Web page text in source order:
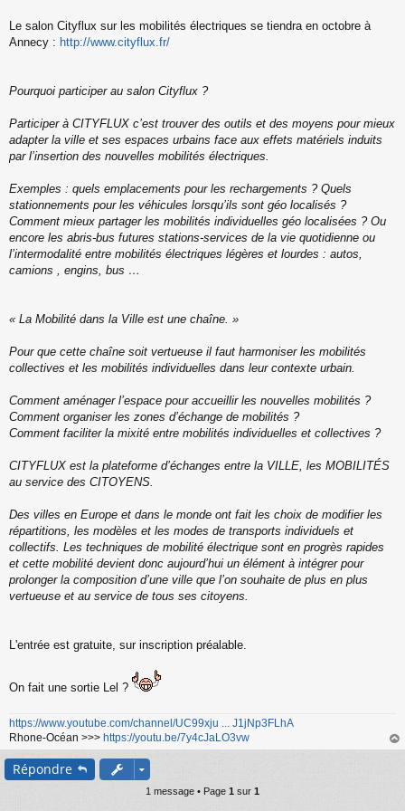
s
g
o
u
Le salon Cityflux sur les mobilités électriques se tiendra en octobre à
Annecy : http://www.cityflux.fr/
Pourquoi participer au salon Cityflux ?
Participer à CITYFLUX c’est trouver des outils et des moyens pour mieux
adapter la ville et ses espaces urbains face aux effets matériels induits
par l’insertion des nouvelles mobilités électriques.
Exemples : quels emplacements pour les rechargements ? Quels
stationnements pour les véhicules lorsqu’ils sont géo localisés ?
Comment mieux partager les mobilités individuelles géo localisées ? Ou
encore les abris-bus futures stations-services de la vie quotidienne ou
l’intermodalité entre mobilités électriques légères et lourdes : autos,
camions , engins, bus …
« La Mobilité dans la Ville est une chaîne. »
Pour que cette chaîne soit vertueuse il faut harmoniser les mobilités
collectives et les mobilités individuelles dans leur contexte urbain.
Comment aménager l’espace pour accueillir les nouvelles mobilités ?
Comment organiser les zones d’échange de mobilités ?
Comment faciliter la mixité entre mobilités individuelles et collectives ?
CITYFLUX est la plateforme d’échanges entre la VILLE, les MOBILITÉS
au service des CITOYENS.
Des villes en Europe et dans le monde ont fait les choix de modifier les
répartitions, les modèles et les modes de transports individuels et
collectifs. Les techniques de mobilité électrique sont en progrès rapides
et cette mobilité devient donc aujourd’hui un élément à intégrer pour
prolonger la composition d’une ville que l’on souhaite de plus en plus
vertueuse et au service de tous ses citoyens.
L'entrée est gratuite, sur inscription préalable.
On fait une sortie Lel ?
https://www.youtube.com/channel/UC99xju ... J1jNp3FLhA
Rhone-Océan >>> https://youtu.be/7y4cJaLO3vw
au
Répondre
1 message • Page 1 sur 1